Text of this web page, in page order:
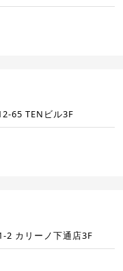
65 TENビル3F
2 カリーノ下通店3F